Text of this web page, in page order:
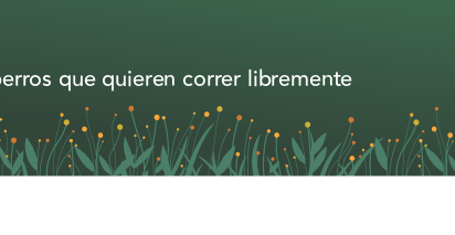
que quieren correr libremente